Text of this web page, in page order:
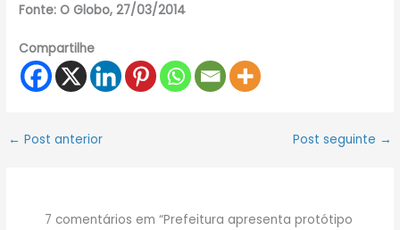
Fonte: O Globo, 27/03/2014
Compartilhe
← Post anterior Post seguinte →
7 comentários em “Prefeitura apresenta protótipo